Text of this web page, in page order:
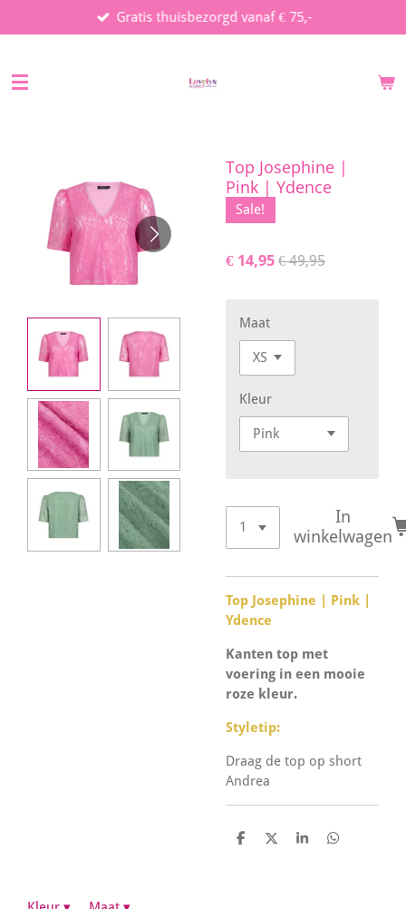
direct
de
Gratis thuisbezorgd vanaf € 75,-
Top Josephine |
Pink | Ydence
Sale!
€ 14,95 € 49,95
Maat
Kleur
In
winkelwagen
Top Josephine | Pink |
Ydence
Kanten top met
voering in een mooie
roze kleur.
Styletip:
Draag de top op short
Andrea
D
D
S
D